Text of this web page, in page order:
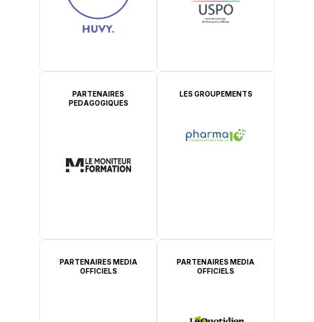
PARTENAIRES
PEDAGOGIQUES
LES GROUPEMENTS
PARTENAIRES MEDIA
OFFICIELS
PARTENAIRES MEDIA
OFFICIELS